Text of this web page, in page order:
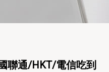
聯通/HKT/電信吃到